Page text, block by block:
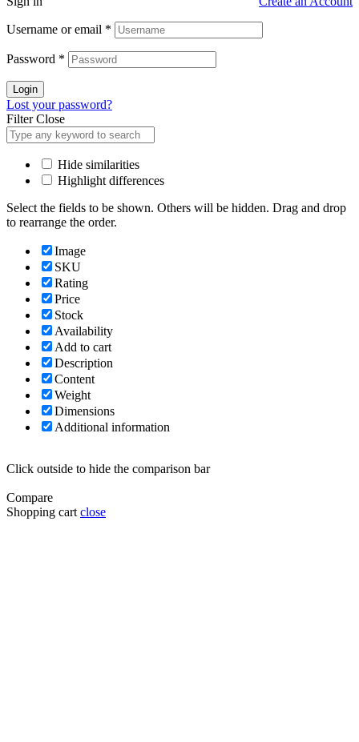
Username or email *
Password *
Login
Lost your password?
Filter Close
Hide similarities
Highlight differences
Select the fields to be shown. Others will be hidden. Drag and drop
to rearrange the order.
Image
SKU
Rating
Price
Stock
Availability
Add to cart
Description
Content
Weight
Dimensions
Additional information
Click outside to hide the comparison bar
Compare
Shopping cart close